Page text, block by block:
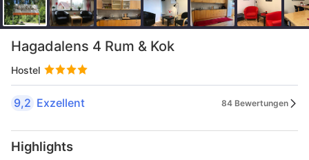
Hagadalens 4 Rum & Kok
Hostel
9,2 Exzellent 84 Bewertungen
Highlights